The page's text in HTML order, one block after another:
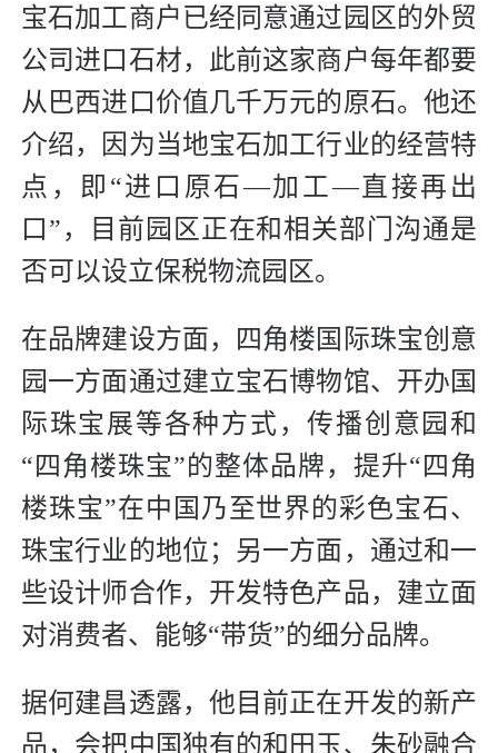
宝石加工商户已经同意通过园区的外贸
公司进口石材，此前这家商户每年都要
从巴西进口价值几千万元的原石。他还
介绍，因为当地宝石加工行业的经营特
点，即“进口原石—加工—直接再出
口”，目前园区正在和相关部门沟通是
否可以设立保税物流园区。
在品牌建设方面，四角楼国际珠宝创意
园一方面通过建立宝石博物馆、开办国
际珠宝展等各种方式，传播创意园和
“四角楼珠宝”的整体品牌，提升“四角
楼珠宝”在中国乃至世界的彩色宝石、
珠宝行业的地位；另一方面，通过和一
些设计师合作，开发特色产品，建立面
对消费者、能够“带货”的细分品牌。
据何建昌透露，他目前正在开发的新产
品，会把中国独有的和田玉、朱砂融合